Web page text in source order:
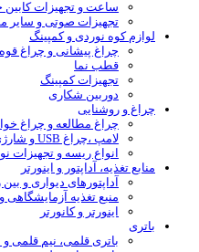
ساعت و تجهیزات کابین
تجهیزات صوتی و سایر
لوازم کوه نوردی و کمپینگ
چراغ پیشانی و چراغ قوه
قطب نما
تجهیزات کمپینگ
دوربین شکاری
چراغ و روشنایی
چراغ مطالعه و چراغ
لامپ ،چراغ USB و شارژی
انواع ریسه و تجهیزات
منابع تغذیه، آداپتور و اینورتر
آداپتورهای دیواری و
منبع تغذیه
اینورتر و کانورتر
باتری
باتری قلمی، نیم قلمی